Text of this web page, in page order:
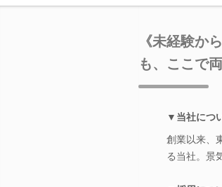
《未経験か
も、ここで
▼当社につ
創業以来、
る当社。景